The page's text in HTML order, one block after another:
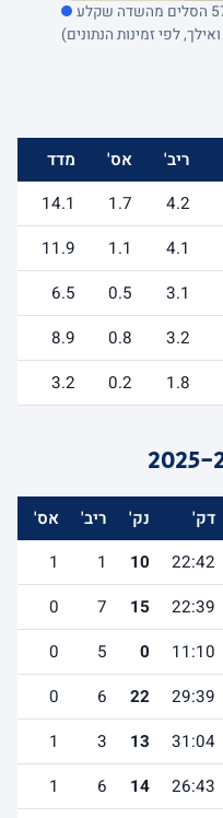
שלוש (79) · כל 574 הסלים מהשדה שקלע
ריב' אס'
מדד
4.2
1.7
14.1
4.1
1.1
11.9
3.1
0.5
6.5
3.2
0.8
8.9
1.8
0.2
3.2
דק' נק' ריב' אס'
22:42
10
1
1
22:39
15
7
0
11:10
0
5
0
29:39
22
6
0
31:04
13
3
1
26:43
14
6
1